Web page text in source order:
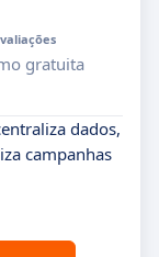
gratuita
dados,
campanhas